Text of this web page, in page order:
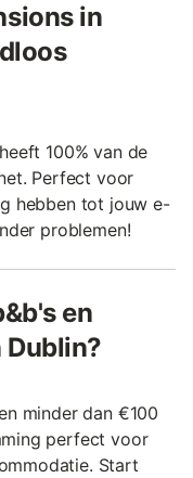
in
100% van de
Perfect voor
hebben tot jouw e-
problemen!
en
minder dan €100
perfect voor
Start